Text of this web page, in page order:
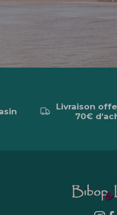
Livraison
70€